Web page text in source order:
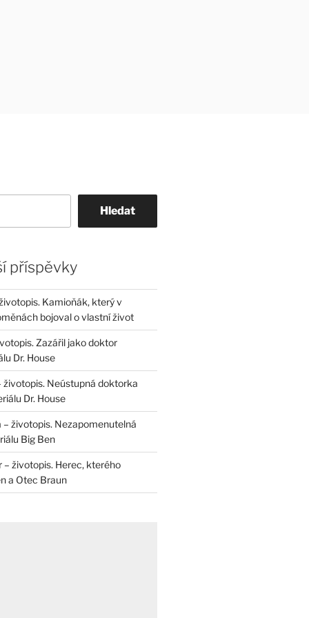
Hledat
příspěvky
Kamioňák, který v
bojoval o vlastní život
Zazářil jako doktor
Dr. House
životopis. Neústupná doktorka
Dr. House
– životopis. Nezapomenutelná
Big Ben
– životopis. Herec, kterého
a Otec Braun